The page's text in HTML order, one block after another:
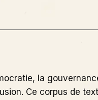
la
Ce corpus de